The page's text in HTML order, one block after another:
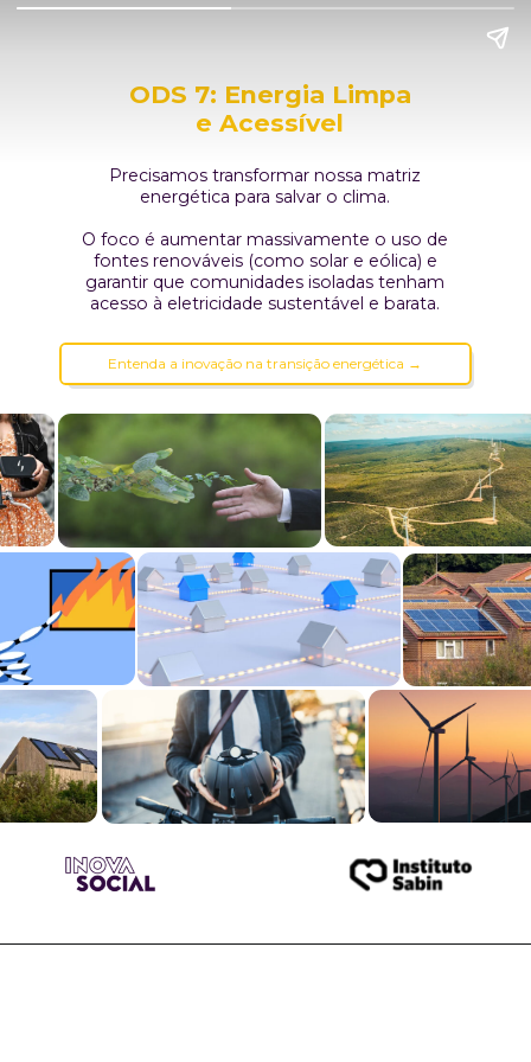
Precisamos transformar nossa matriz
energética para salvar o clima.
O foco é aumentar massivamente o uso de
fontes renováveis (como solar e eólica) e
garantir que comunidades isoladas tenham
acesso à eletricidade sustentável e barata.
ODS 7: Energia Limpa
e Acessível
Entenda a inovação na transição energética →